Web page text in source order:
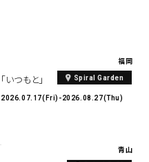
福岡
Spiral Garden
「いつもと」
2026.07.17(Fri)-2026.08.27(Thu)
青山